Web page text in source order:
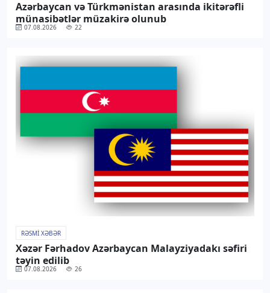
Azərbaycan və Türkmənistan arasında ikitərəfli
münasibətlər müzakirə olunub
07.08.2026 22
RƏSMI XƏBƏR
Xəzər Fərhadov Azərbaycan Malayziyadakı səfiri
təyin edilib
07.08.2026 26